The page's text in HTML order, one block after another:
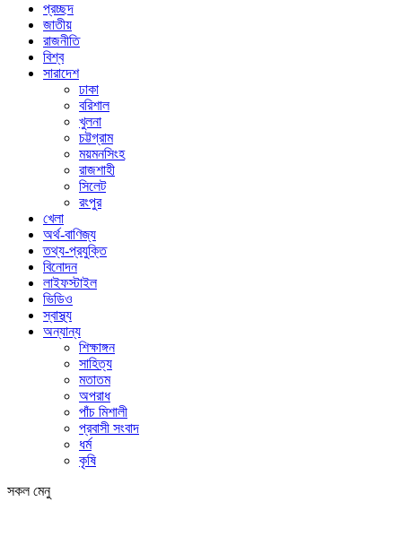
প্রচ্ছদ
জাতীয়
রাজনীতি
বিশ্ব
সারাদেশ
ঢাকা
বরিশাল
খুলনা
চট্টগ্রাম
ময়মনসিংহ
রাজশাহী
সিলেট
রংপুর
খেলা
অর্থ-বাণিজ্য
তথ্য-প্রযুক্তি
বিনোদন
লাইফস্টাইল
ভিডিও
স্বাস্থ্য
অন্যান্য
শিক্ষাঙ্গন
সাহিত্য
মতাতম
অপরাধ
পাঁচ মিশালী
প্রবাসী সংবাদ
ধর্ম
কৃষি
সকল মেনু